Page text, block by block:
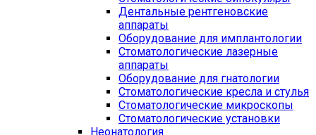
Дентальные рентгеновские
аппараты
Оборудование для имплантологии
Стоматологические лазерные
аппараты
Оборудование для гнатологии
Стоматологические кресла и стулья
Стоматологические микроскопы
Стоматологические установки
Неонатология